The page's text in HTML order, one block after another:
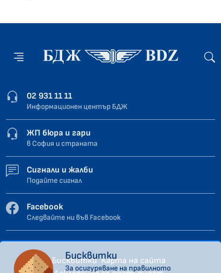
02 931 11 11
Информационен център БДЖ
ЖП бюра и гари
в София и страната
Сигнали и жалби
Подайте сигнал
Facebook
Следвайте ни във Facebook
Бисквитки Карта на сайта
Бисквитки
За осигуряване на правилното